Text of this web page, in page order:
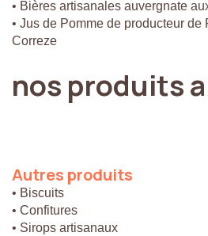
• Bières artisanales auvergnate
• Jus de Pomme de producteur de
Correze
nos produits
Autres produits
• Biscuits
• Confitures
• Sirops artisanaux